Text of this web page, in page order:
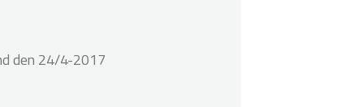
den 24/4-2017